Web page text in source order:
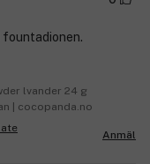
fountadionen.
lvander 24 g
| cocopanda.no
Anmäl